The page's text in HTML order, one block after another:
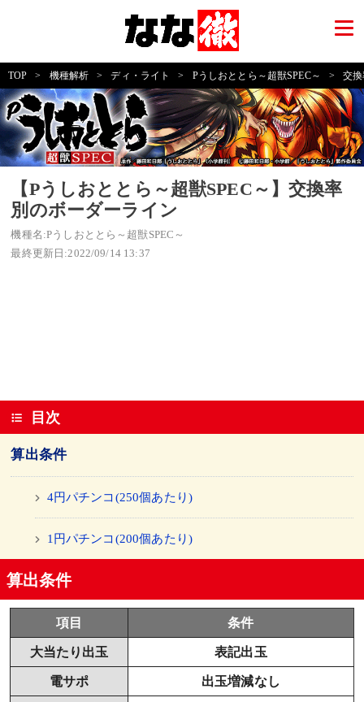
TOP > 機種解析 > ディ・ライト > Pうしおととら～超獣SPEC～ > 交
【Pうしおととら～超獣SPEC～】交換率
別のボーダーライン
機種名:Pうしおととら～超獣SPEC～
最終更新日:2022/09/14 13:37
目次
算出条件
4円パチンコ(250個あたり)
1円パチンコ(200個あたり)
算出条件
項目 条件
大当たり出玉 表記出玉
電サポ 出玉増減なし